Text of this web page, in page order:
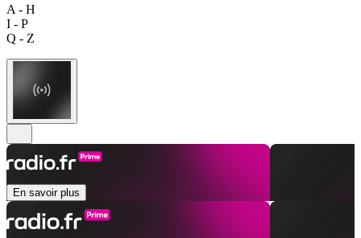
A - H
I - P
Q - Z
En savoir plus